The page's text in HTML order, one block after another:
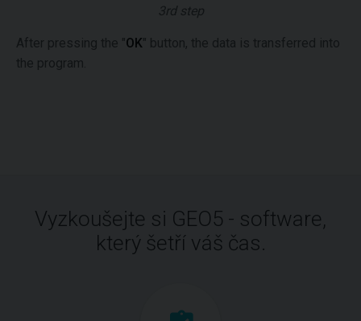
3rd step
After pressing the "OK" button, the data is transferred into
the program.
Vyzkoušejte si GEO5 - software,
který šetří váš čas.